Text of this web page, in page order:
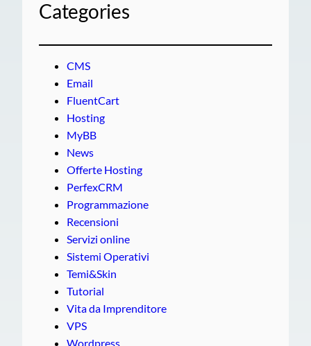
Categories
CMS
Email
FluentCart
Hosting
MyBB
News
Offerte Hosting
PerfexCRM
Programmazione
Recensioni
Servizi online
Sistemi Operativi
Temi&Skin
Tutorial
Vita da Imprenditore
VPS
Wordpress